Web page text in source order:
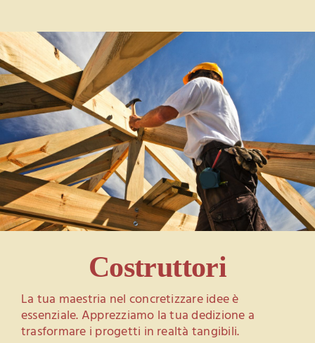
Costruttori
La tua maestria nel concretizzare idee è
essenziale. Apprezziamo la tua dedizione a
trasformare i progetti in realtà tangibili.